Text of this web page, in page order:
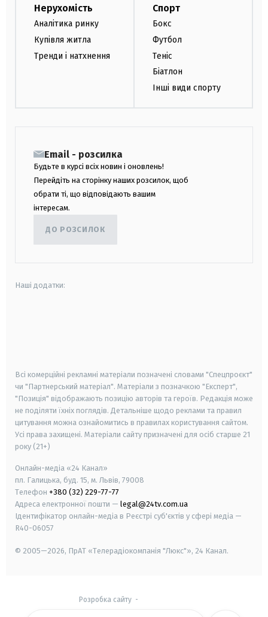
Нерухомість
Аналітика ринку
Купівля житла
Тренди і натхнення
Спорт
Бокс
Футбол
Теніс
Біатлон
Інші види спорту
Email - розсилка
Будьте в курсі всіх новин і оновлень!
Перейдіть на сторінку наших розсилок, щоб
обрати ті, що відповідають вашим
інтересам.
ДО РОЗСИЛОК
Наші додатки:
Всі комерційні рекламні матеріали позначені словами "Спецпроєкт"
чи "Партнерський матеріал". Матеріали з позначкою "Експерт",
"Позиція" відображають позицію авторів та героїв. Редакція може
не поділяти їхніх поглядів. Детальніше щодо реклами та правил
цитування можна ознайомитись в правилах користування сайтом.
Усі права захищені. Матеріали сайту призначені для осіб старше 21
року (21+)
Онлайн-медіа «24 Канал»
пл. Галицька, буд. 15, м. Львів, 79008
Телефон +380 (32) 229-77-77
Адреса електронної пошти — legal@24tv.com.ua
Ідентифікатор онлайн-медіа в Реєстрі суб'єктів у сфері медіа —
R40-06057
© 2005—2026, ПрАТ «Телерадіокомпанія "Люкс"», 24 Канал.
Розробка сайту-